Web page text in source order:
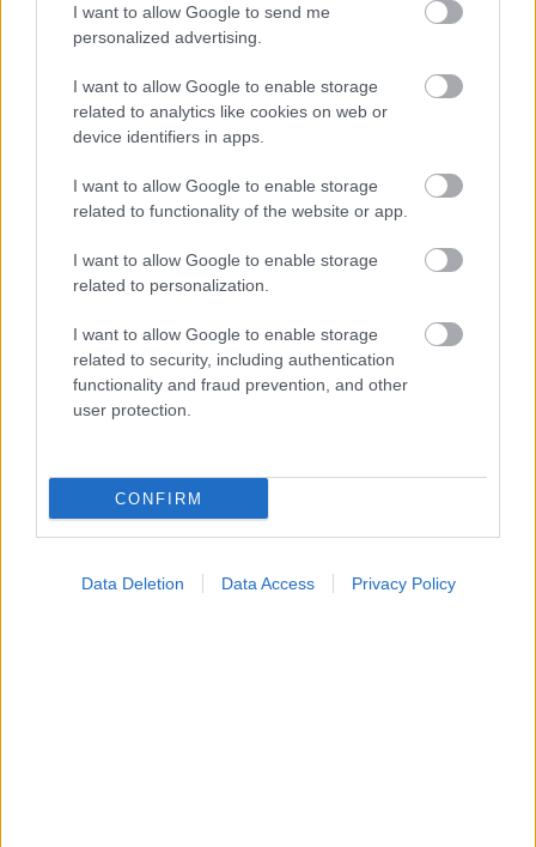
I want to allow Google to send me
personalized advertising.
I want to allow Google to enable storage
related to analytics like cookies on web or
device identifiers in apps.
I want to allow Google to enable storage
related to functionality of the website or app.
I want to allow Google to enable storage
related to personalization.
I want to allow Google to enable storage
related to security, including authentication
functionality and fraud prevention, and other
user protection.
CONFIRM
Data Deletion Data Access Privacy Policy
Προσθέστε το iatronet.gr στο Discover
shares
ΔΙΑΒΑΣΤΕ ΑΚΟΜΑ
Υπάρχει τελικά ''δίαιτα
τρώτε και τι να
Προβλήματα